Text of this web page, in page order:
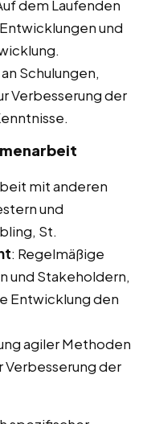
dem Laufenden
und
Schulungen,
Verbesserung der
mit anderen
und
St.
: Regelmäßige
und Stakeholdern,
Entwicklung den
agiler Methoden
Verbesserung der